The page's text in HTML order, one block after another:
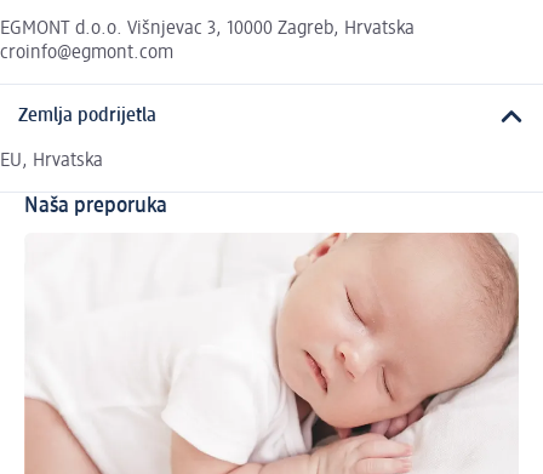
EGMONT d.o.o. Višnjevac 3, 10000 Zagreb, Hrvatska
croinfo@egmont.com
Zemlja podrijetla
EU, Hrvatska
Naša preporuka